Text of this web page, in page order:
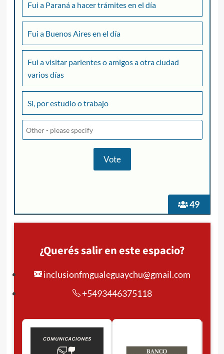
49
Fui a Paraná a hacer trámites en el día
Fui a Buenos Aires en el día
Fui a visitar parientes o amigos a otra ciudad
varios días
Si, por estudio o trabajo
¿Querés salir en este espacio?
inclusionfmgualeguaychu@gmail.com
+5493446375118